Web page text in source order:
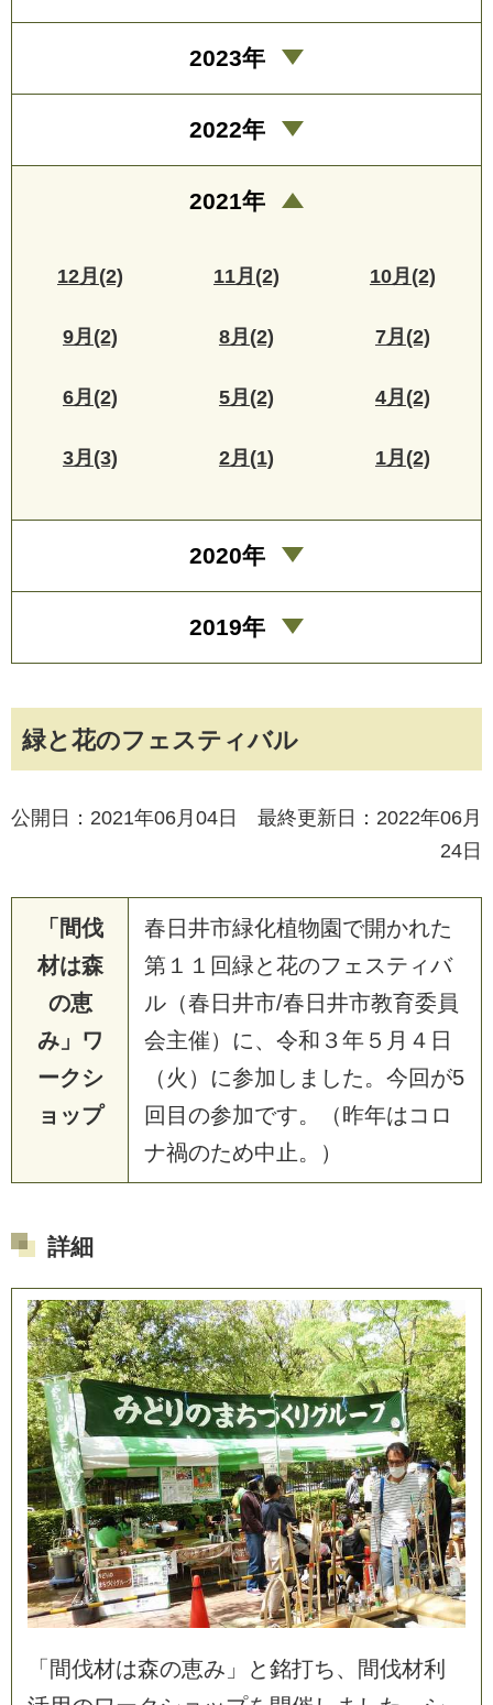
緑と花のフェスティバル
公開日：2021年06月04日 最終更新日：2022年06月
24日
「間伐
材は森
の恵
み」ワ
ークシ
ョップ
春 日 井市緑化植物園で開かれた
第 １ １ 回緑と花のフ ェ ステ ィバ
ル （春 日 井市/春 日 井市教育委員
会主催） に、 令和 ３年 ５ 月 ４ 日
（ 火 ） に参加 し ま した。 今回が5
回 目 の参加です。 （昨年は コ ロ
ナ禍のため中 止。 ）
詳細
「 間伐材は森の恵み 」 と銘打ち、 間伐材利
2023年
2022年
2021年
12月(2) 11月(2) 10月(2)
9月(2) 8月(2) 7月(2)
6月(2) 5月(2) 4月(2)
3月(3) 2月(1) 1月(2)
2020年
2019年